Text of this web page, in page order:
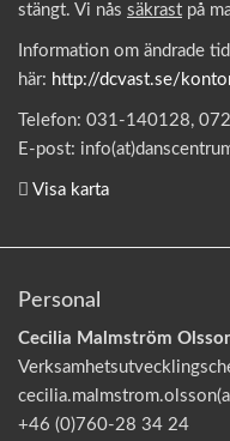
stängt. Vi nås säkrast på
Information om ändrade
här: http://dcvast.se/
Telefon: 031-140128,
E-post:
Visa karta
Personal
Cecilia Malmström
+46 (0)760-28 34 24